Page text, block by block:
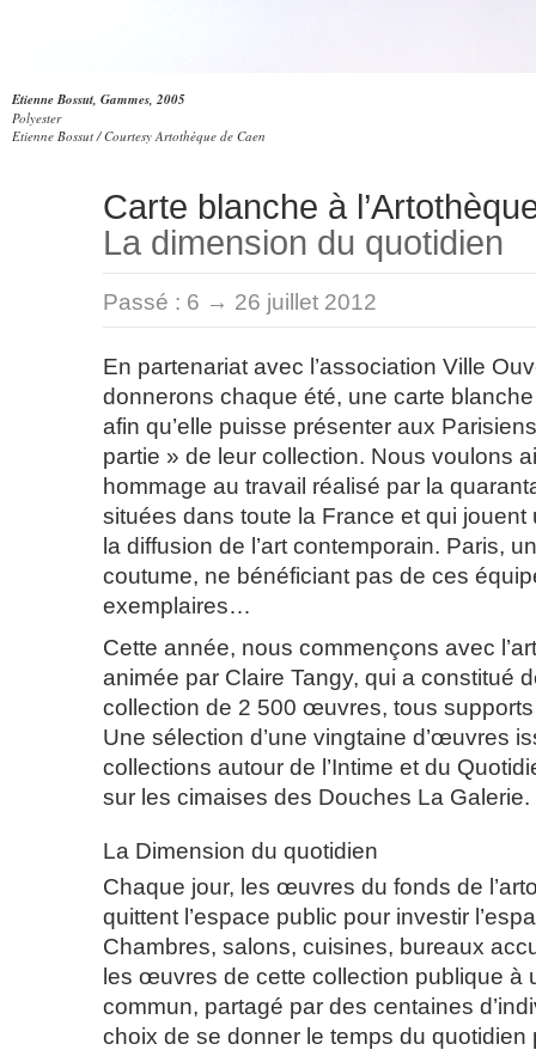
Etienne Bossut, Gammes, 2005
Polyester
Etienne Bossut / Courtesy Artothèque de Caen
Carte blanche à
La dimension du quotidien
Passé : 6 → 26 juillet 2012
En partenariat avec l’association Ville
donnerons chaque été, une carte
afin qu’elle puisse présenter aux
partie » de leur collection. Nous voulons
hommage au travail réalisé par la
situées dans toute la France et qui jouent
la diffusion de l’art contemporain. Paris,
coutume, ne bénéficiant pas de ces
exemplaires…
Cette année, nous commençons avec
animée par Claire Tangy, qui a constitué
collection de 2 500 œuvres, tous
Une sélection d’une vingtaine d’œuvres
collections autour de l’Intime et du
sur les cimaises des Douches La Galerie.
La Dimension du quotidien
Chaque jour, les œuvres du fonds de
quittent l’espace public pour investir
Chambres, salons, cuisines, bureaux
les œuvres de cette collection publique à
commun, partagé par des centaines
choix de se donner le temps du quotidien